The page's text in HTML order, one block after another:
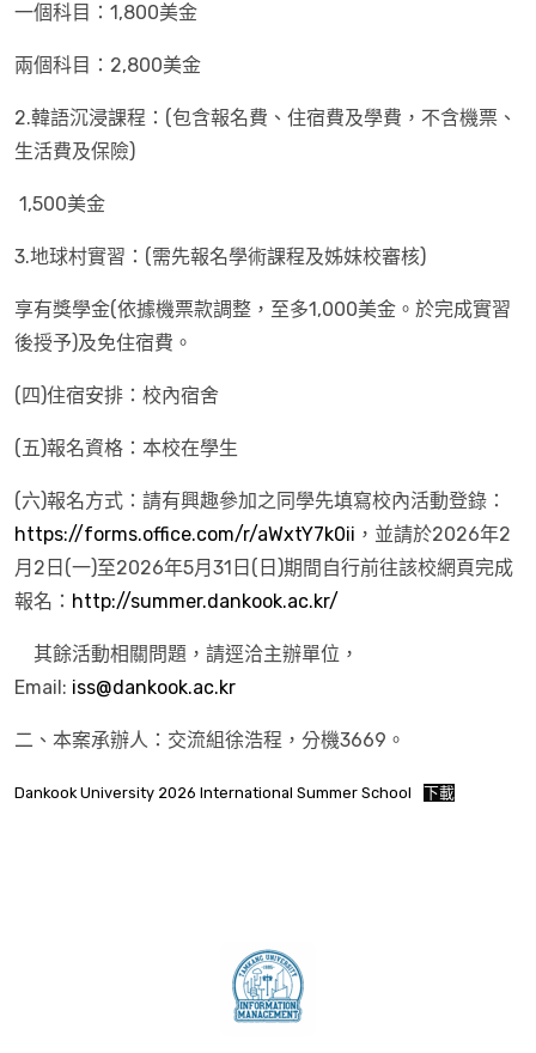
一個科目：1,800美金
兩個科目：2,800美金
2.韓語沉浸課程：(包含報名費、住宿費及學費，不含機票、
生活費及保險)
1,500美金
3.地球村實習：(需先報名學術課程及姊妹校審核)
享有獎學金(依據機票款調整，至多1,000美金。於完成實習
後授予)及免住宿費。
(四)住宿安排：校內宿舍
(五)報名資格：本校在學生
(六)報名方式：請有興趣參加之同學先填寫校內活動登錄：
https://forms.office.com/r/aWxtY7k0ii ，並請於2026年2
月2日(一)至2026年5月31日(日)期間自行前往該校網頁完成
報名： http://summer.dankook.ac.kr/
其餘活動相關問題，請逕洽主辦單位，
Email: iss@dankook.ac.kr
二、本案承辦人：交流組徐浩程，分機3669。
Dankook University 2026 International Summer School 下載